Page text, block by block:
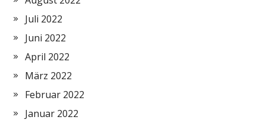
Juli 2022
Juni 2022
April 2022
März 2022
Februar 2022
Januar 2022